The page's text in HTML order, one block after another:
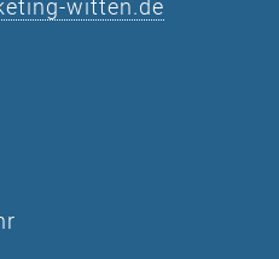
witten.de